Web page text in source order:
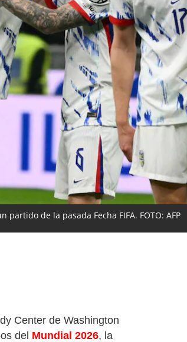
de la pasada Fecha FIFA. FOTO: AFP
Center de Washington
del Mundial 2026, la